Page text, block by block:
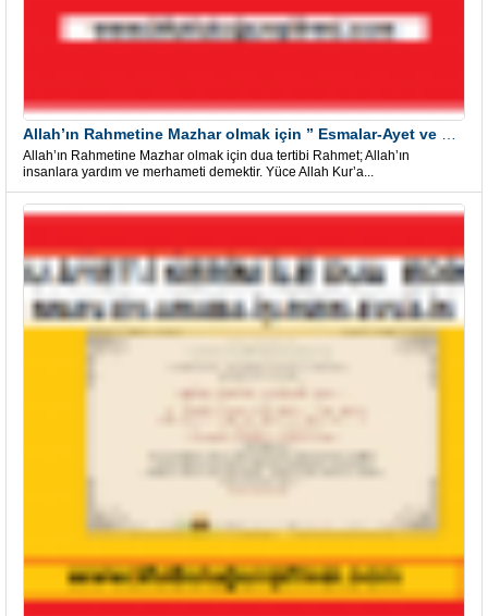
Allah’ın Rahmetine Mazhar olmak için dua tertibi Rahmet; Allah’ın
insanlara yardım ve merhameti demektir. Yüce Allah Kur’a...